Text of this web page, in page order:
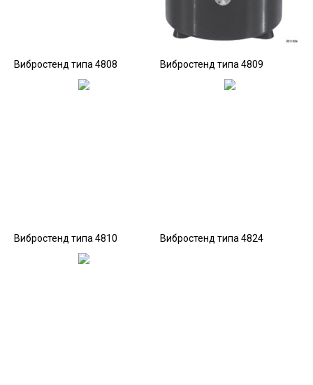
Вибростенд типа 4808 Вибростенд типа 4809
Вибростенд типа 4810 Вибростенд типа 4824